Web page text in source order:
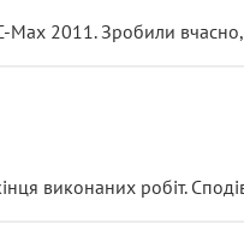
2011. Зробили
виконаних робіт.